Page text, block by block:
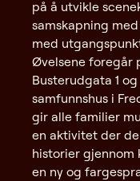
på å utvikle
samskapning
med
Øvelsene foregår
Busterudgata 1
samfunnshus i
gir alle familier
en aktivitet der
historier gjennom
en ny og